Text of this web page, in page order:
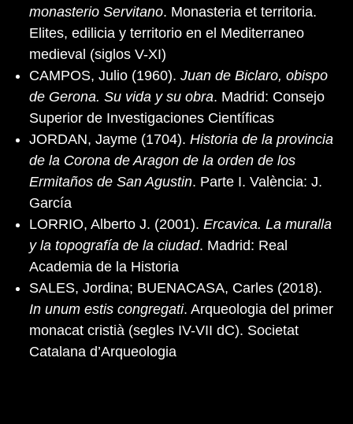
monasterio Servitano. Monasteria et territoria.
Elites, edilicia y territorio en el Mediterraneo
medieval (siglos V-XI)
CAMPOS, Julio (1960). Juan de Biclaro, obispo
de Gerona. Su vida y su obra. Madrid: Consejo
Superior de Investigaciones Científicas
JORDAN, Jayme (1704). Historia de la provincia
de la Corona de Aragon de la orden de los
Ermitaños de San Agustin. Parte I. València: J.
García
LORRIO, Alberto J. (2001). Ercavica. La muralla
y la topografía de la ciudad. Madrid: Real
Academia de la Historia
SALES, Jordina; BUENACASA, Carles (2018).
In unum estis congregati. Arqueologia del primer
monacat cristià (segles IV-VII dC). Societat
Catalana d’Arqueologia